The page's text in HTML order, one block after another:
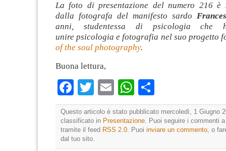
La foto di presentazione del numero 216 è
dalla fotografa del manifesto sardo
anni, studentessa di psicologia che
unire psicologia e fotografia nel suo progetto
of the soul photography.
Buona lettura,
Facebook
TwitterEmailWhatsApp
Questo articolo è stato pubblicato mercoledì, 1 Giugno
classificato in Presentazione . Puoi seguire i commenti
tramite il feed RSS 2.0 . Puoi inviare un commento , o
dal tuo sito.